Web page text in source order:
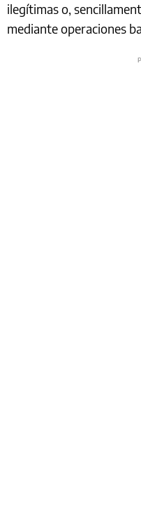
ilegítimas o,
mediante operaciones